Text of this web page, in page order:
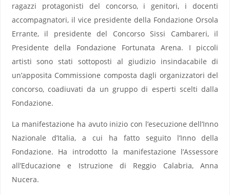
ragazzi protagonisti del concorso, i genitori, i docenti
accompagnatori, il vice presidente della Fondazione Orsola
Errante, il presidente del Concorso Sissi Cambareri, il
Presidente della Fondazione Fortunata Arena. I piccoli
artisti sono stati sottoposti al giudizio insindacabile di
un’apposita Commissione composta dagli organizzatori del
concorso, coadiuvati da un gruppo di esperti scelti dalla
Fondazione.
La manifestazione ha avuto inizio con l’esecuzione dell’Inno
Nazionale d’Italia, a cui ha fatto seguito l’Inno della
Fondazione. Ha introdotto la manifestazione l’Assessore
all’Educazione e Istruzione di Reggio Calabria, Anna
Nucera.